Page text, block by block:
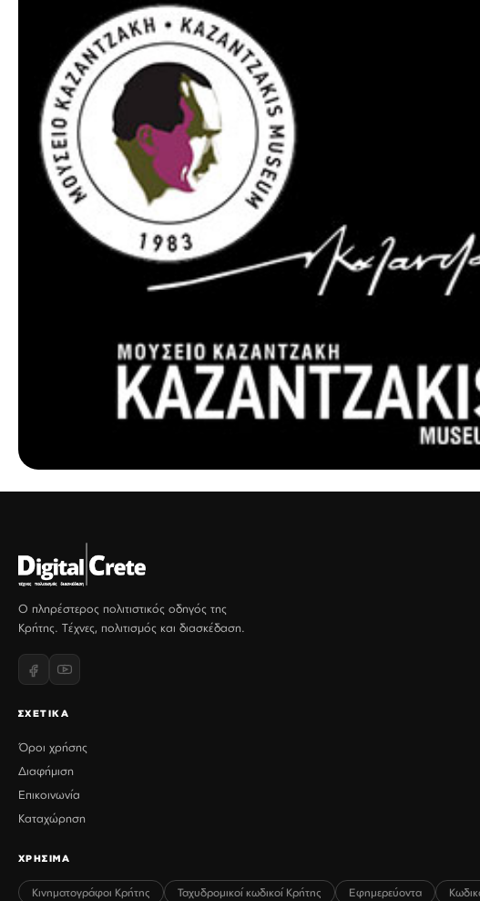
Ο πληρέστερος πολιτιστικός οδηγός της
Κρήτης. Τέχνες, πολιτισμός και διασκέδαση.
ΣΧΕΤΙΚΑ
Όροι χρήσης
Διαφήμιση
Επικοινωνία
Καταχώρηση
ΧΡΗΣΙΜΑ
Κινηματογράφοι Κρήτης Ταχυδρομικοί κωδικοί Κρήτης Εφημερεύοντα